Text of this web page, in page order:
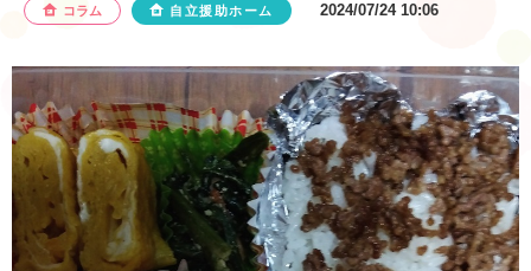
コラム 自立援助ホーム 2024/07/24 10:06